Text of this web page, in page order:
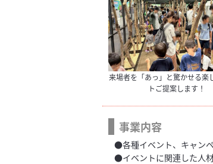
来場者を「あっ」と驚かせる楽
トご提案します！
事業内容
●各種イベント、キャン
●イベントに関連した人